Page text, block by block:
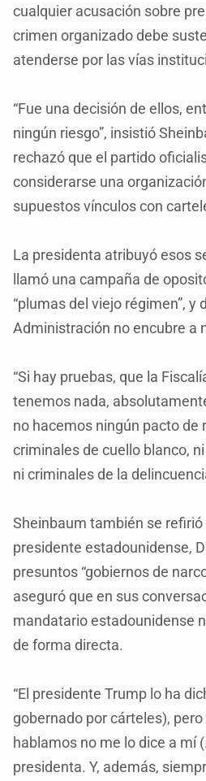
cualquier acusación sobre
crimen organizado debe
atenderse por las vías
“Fue una decisión de ellos,
ningún riesgo”, insistió
rechazó que el partido
considerarse una
supuestos vínculos con
La presidenta atribuyó esos
llamó una campaña de
“plumas del viejo régimen”, y
Administración no encubre a
“Si hay pruebas, que la
tenemos nada,
no hacemos ningún pacto de
criminales de cuello blanco,
ni criminales de la
Sheinbaum también se refirió
presidente estadounidense,
presuntos “gobiernos de
aseguró que en sus
mandatario estadounidense
de forma directa.
“El presidente Trump lo ha
gobernado por cárteles),
hablamos no me lo dice a mí
presidenta. Y, además,